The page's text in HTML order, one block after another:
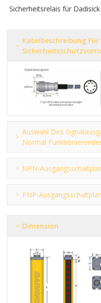
Sicherheitsrelais für
Kabelbeschreibung Für
Auswahl Des
Normal
NPN-
PNP-Ausgangsschaltplan
Dimension